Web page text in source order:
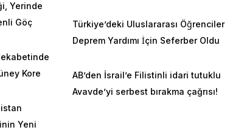
Yerinde
Göç
Kore
Yeni
Türkiye’deki Uluslararası Öğrenciler
Deprem Yardımı İçin Seferber Oldu
AB’den İsrail’e Filistinli idari tutuklu
Avavde’yi serbest bırakma çağrısı!